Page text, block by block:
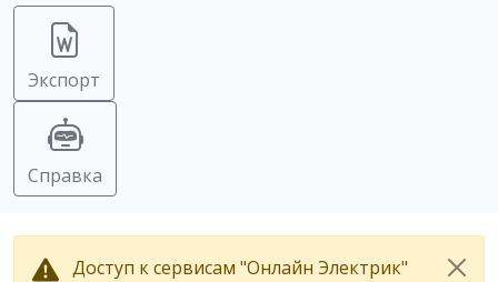
Экспорт
Справка
Доступ к сервисам "Онлайн Электрик"